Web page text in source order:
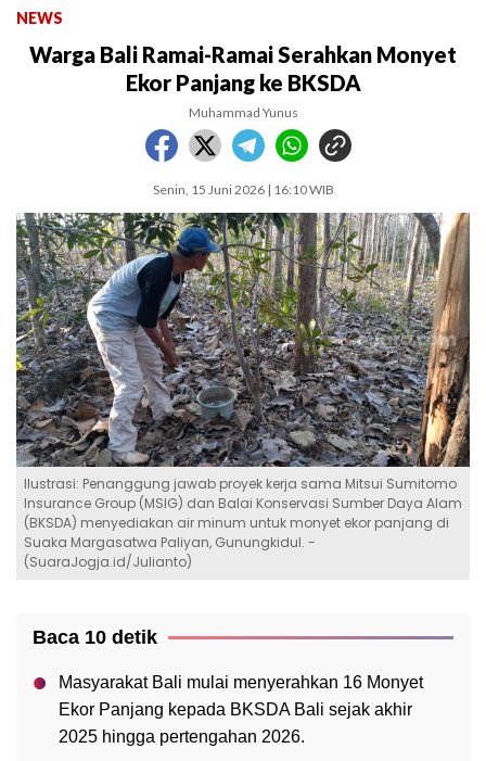
NEWS
Warga Bali Ramai-Ramai Serahkan Monyet
Ekor Panjang ke BKSDA
Muhammad Yunus
Senin, 15 Juni 2026 | 16:10 WIB
Ilustrasi: Penanggung jawab proyek kerja sama Mitsui Sumitomo
Insurance Group (MSIG) dan Balai Konservasi Sumber Daya Alam
(BKSDA) menyediakan air minum untuk monyet ekor panjang di
Suaka Margasatwa Paliyan, Gunungkidul. -
(SuaraJogja.id/Julianto)
Baca 10 detik
Masyarakat Bali mulai menyerahkan 16 Monyet
Ekor Panjang kepada BKSDA Bali sejak akhir
2025 hingga pertengahan 2026.